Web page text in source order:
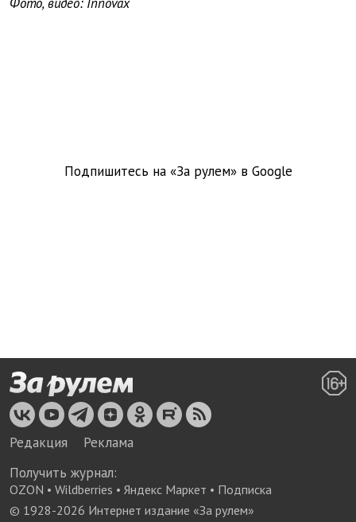
Подпишитесь на «За рулем» в Google
Редакция
Реклама
Получить журнал:
OZON • Wildberries • Яндекс Маркет • Подписка
© 1928-2026 Интернет издание «За рулем»